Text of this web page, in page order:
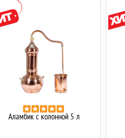
Аламбик с колонной 5 л